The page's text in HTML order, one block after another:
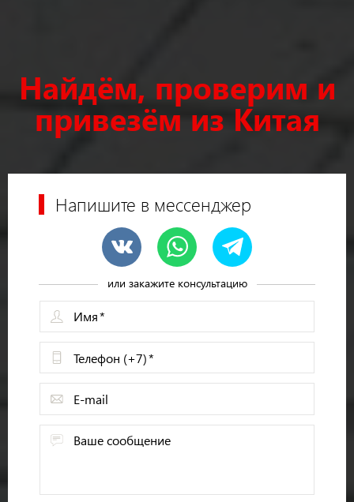
Найдём, проверим и
привезём из Китая
Напишите в мессенджер
или закажите консультацию
Имя
Телефон (+7)
E-mail
Ваше сообщение